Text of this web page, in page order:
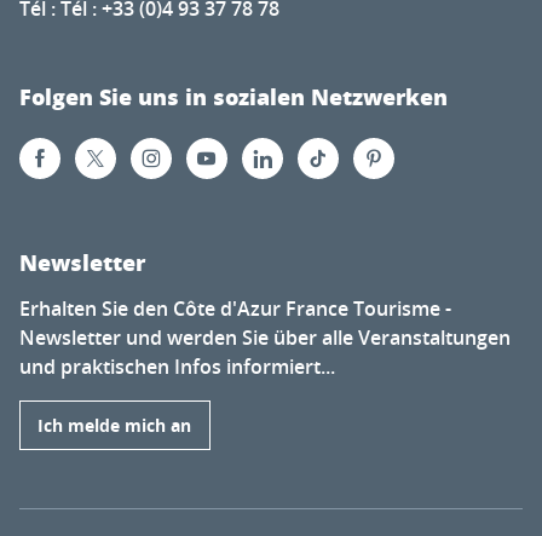
Tél : Tél : +33 (0)4 93 37 78 78
Folgen Sie uns in sozialen Netzwerken
Newsletter
Erhalten Sie den Côte d'Azur France Tourisme -
Newsletter und werden Sie über alle Veranstaltungen
und praktischen Infos informiert...
Ich melde mich an